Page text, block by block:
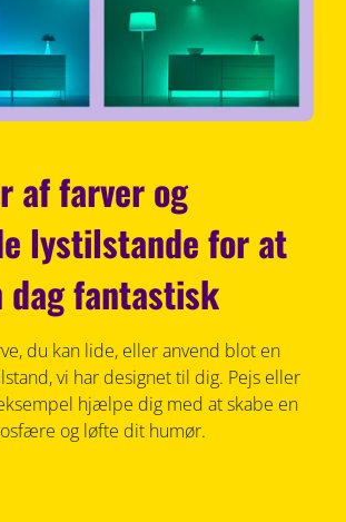
af farver og
lystilstande for at
dag fantastisk
du kan lide, eller anvend blot en
vi har designet til dig. Pejs eller
hjælpe dig med at skabe en
og løfte dit humør.